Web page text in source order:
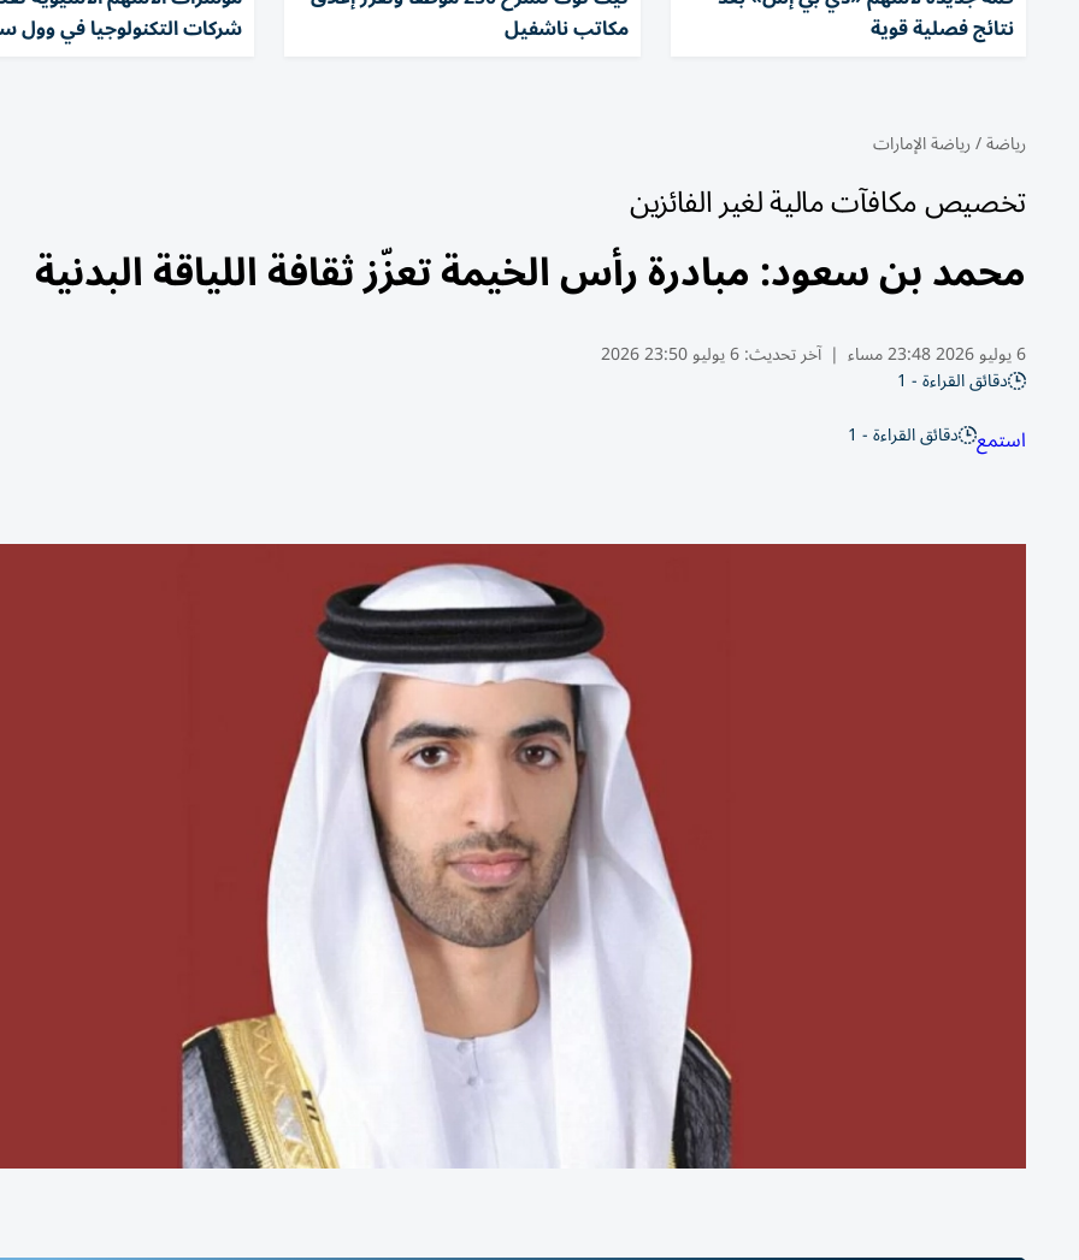
نتائج فصلية قوية مكاتب ناشفيل شركات التكنولوجيا في وول
رياضة/رياضة الإمارات
تخصيص مكافآت مالية لغير الفائزين
محمد بن سعود: مبادرة رأس الخيمة تعزّز ثقافة اللياقة البدنية
6 يوليو 2026 23:48 مساء | آخر تحديث:6 يوليو 23:50 2026
دقائق القراءة - 1
استمع دقائق القراءة - 1